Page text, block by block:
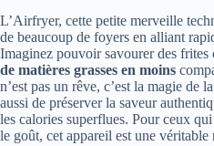
L’Airfryer, cette petite merveille
de beaucoup de foyers en alliant
Imaginez pouvoir savourer des frites
de matières grasses en moins
n’est pas un rêve, c’est la magie de
aussi de préserver la saveur
les calories superflues. Pour ceux
le goût, cet appareil est une